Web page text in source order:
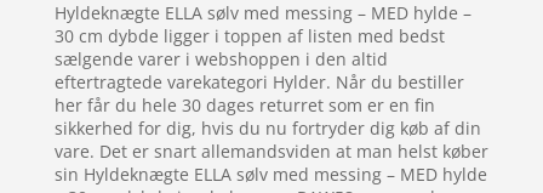
Hyldeknægte ELLA sølv med messing – MED hylde –
30 cm dybde ligger i toppen af listen med bedst
sælgende varer i webshoppen i den altid
eftertragtede varekategori Hylder. Når du bestiller
her får du hele 30 dages returret som er en fin
sikkerhed for dig, hvis du nu fortryder dig køb af din
vare. Det er snart allemandsviden at man helst køber
sin Hyldeknægte ELLA sølv med messing – MED hylde